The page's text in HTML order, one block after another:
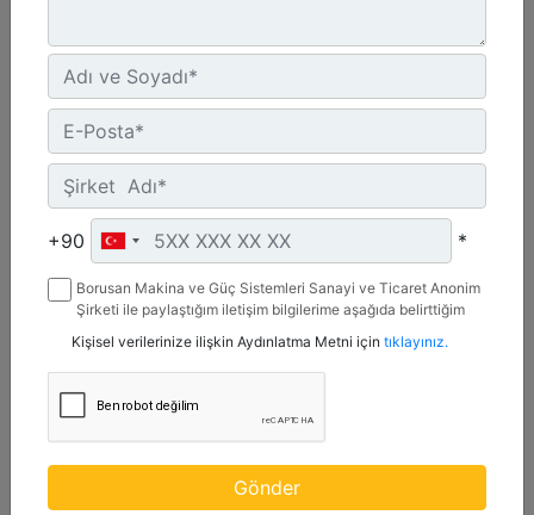
2.642 mm (104 inç), Cıvata Bağlantılı Kesici Kenar
Genişlik :
104 inç - 2642 mm
Kapasite :
1.74 yd³ - 1.33 m³
Ağırlık :
921.5 lb - 418 kg
+90 *
Borusan Makina ve Güç Sistemleri Sanayi ve Ticaret Anonim
Şirketi ile paylaştığım iletişim bilgilerime aşağıda belirttiğim
mesaj gönderilmesine izin veriyorum.
Kişisel verilerinize ilişkin Aydınlatma Metni için tıklayınız.
Gönder